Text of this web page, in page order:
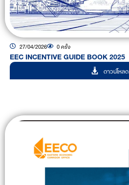
27/04/2026 0 ครั้ง
EEC INCENTIVE GUIDE BOOK 2025
ดาวน์โหลด